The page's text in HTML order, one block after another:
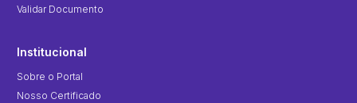
Validar Documento
Institucional
Sobre o Portal
Nosso Certificado